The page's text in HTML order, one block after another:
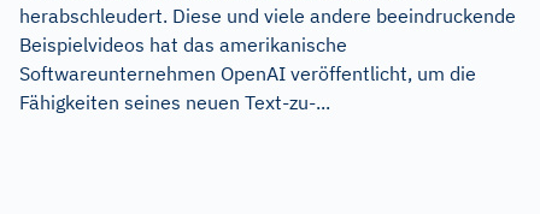
herabschleudert. Diese und viele andere beeindruckende
Beispielvideos hat das amerikanische
Softwareunternehmen OpenAI veröffentlicht, um die
Fähigkeiten seines neuen Text-zu-...